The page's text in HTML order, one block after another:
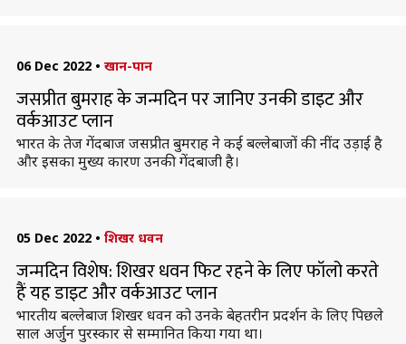
06 Dec 2022 • खान-पान
जसप्रीत बुमराह के जन्मदिन पर जानिए उनकी डाइट और
वर्कआउट प्लान
भारत के तेज गेंदबाज जसप्रीत बुमराह ने कई बल्लेबाजों की नींद उड़ाई है
और इसका मुख्य कारण उनकी गेंदबाजी है।
05 Dec 2022 • शिखर धवन
जन्मदिन विशेष: शिखर धवन फिट रहने के लिए फॉलो करते
हैं यह डाइट और वर्कआउट प्लान
भारतीय बल्लेबाज शिखर धवन को उनके बेहतरीन प्रदर्शन के लिए पिछले
साल अर्जुन पुरस्कार से सम्मानित किया गया था।